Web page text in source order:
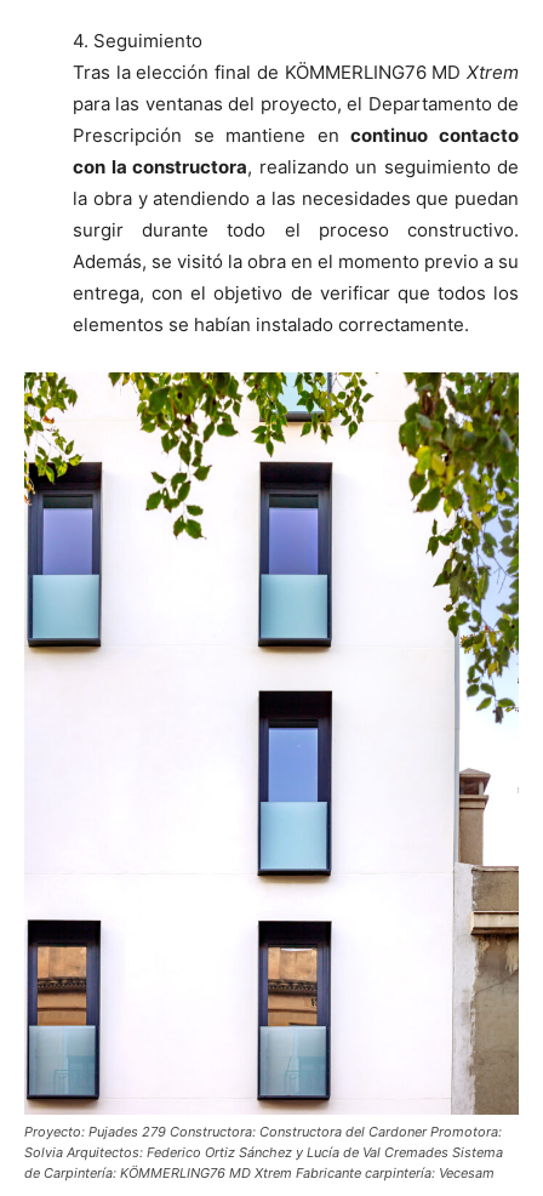
4. Seguimiento
Tras la elección final de KÖMMERLING76 MD Xtrem
para las ventanas del proyecto, el Departamento de
Prescripción se mantiene encontinuo contacto
con la constructora, realizando un seguimiento de
la obra y atendiendo a las necesidades que puedan
surgir durante todo el proceso constructivo.
Además, se visitó la obra en el momento previo a su
entrega, con el objetivo de verificar que todos los
elementos se habían instalado correctamente.
Proyecto: Pujades 279 Constructora: Constructora del Cardoner Promotora:
Solvia Arquitectos: Federico Ortiz Sánchez y Lucía de Val Cremades Sistema
de Carpintería: KÖMMERLING76 MD Xtrem Fabricante carpintería: Vecesam